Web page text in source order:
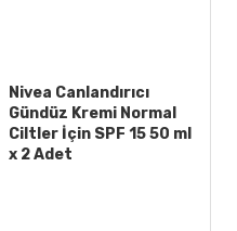
Nivea Canlandırıcı
Gündüz Kremi Normal
Ciltler İçin SPF 15 50 ml
x 2 Adet